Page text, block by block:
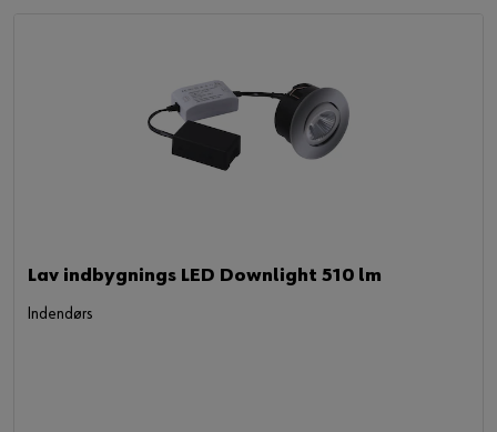
Lav indbygnings LED Downlight 510 lm
Indendørs